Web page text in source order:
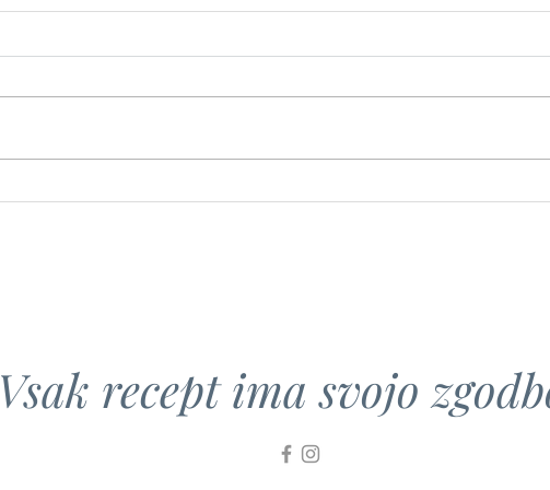
Kisla repa s krompirjem
Vsak recept ima svojo